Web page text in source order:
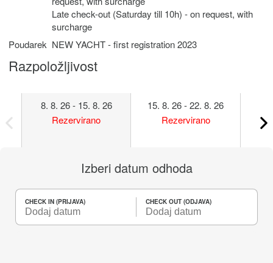
Late check-out (Saturday till 10h) - on request, with
surcharge
Poudarek NEW YACHT - first registration 2023
Razpoložljivost
8. 8. 26 - 15. 8. 26
Rezervirano
15. 8. 26 - 22. 8. 26
Rezervirano
Izberi datum odhoda
CHECK IN (PRIJAVA) CHECK OUT (ODJAVA)